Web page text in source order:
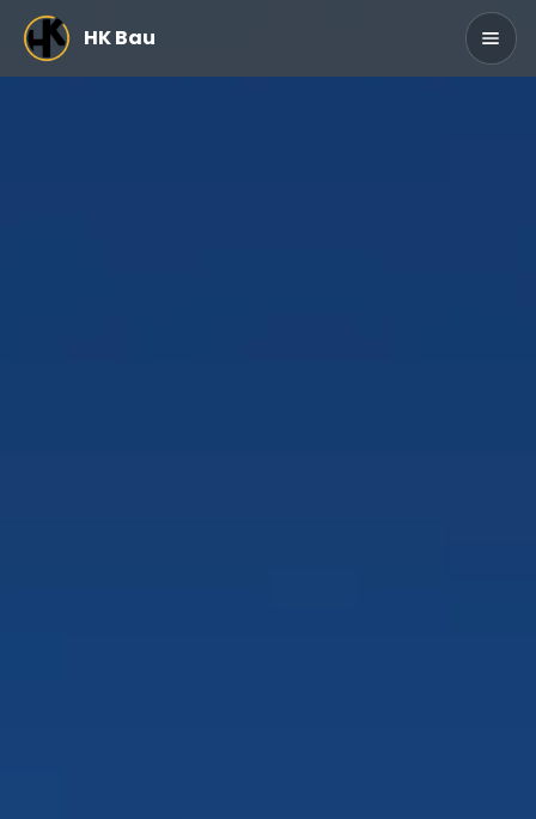
Zum Hauptinhalt springen
HK Bau